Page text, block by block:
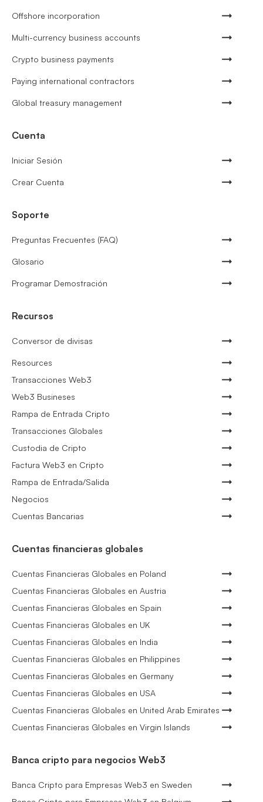
Offshore incorporation
Multi-currency business accounts
Crypto business payments
Paying international contractors
Global treasury management
Cuenta
Iniciar Sesión
Crear Cuenta
Soporte
Preguntas Frecuentes (FAQ)
Glosario
Programar Demostración
Recursos
Conversor de divisas
Resources
Transacciones Web3
Web3 Busineses
Rampa de Entrada Cripto
Transacciones Globales
Custodia de Cripto
Factura Web3 en Cripto
Rampa de Entrada/Salida
Negocios
Cuentas Bancarias
Cuentas financieras globales
Cuentas Financieras Globales en Poland
Cuentas Financieras Globales en Austria
Cuentas Financieras Globales en Spain
Cuentas Financieras Globales en UK
Cuentas Financieras Globales en India
Cuentas Financieras Globales en Philippines
Cuentas Financieras Globales en Germany
Cuentas Financieras Globales en USA
Cuentas Financieras Globales en United Arab Emirates
Cuentas Financieras Globales en Virgin Islands
Banca cripto para negocios Web3
Banca Cripto para Empresas Web3 en Sweden